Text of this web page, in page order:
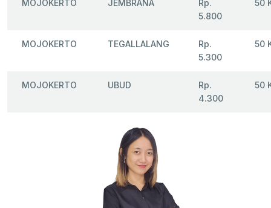
MOJOKERTO JEMBRANA
Rp.
5.800
50
MOJOKERTO TEGALLALANG
Rp.
5.300
50
MOJOKERTO UBUD
Rp.
4.300
50